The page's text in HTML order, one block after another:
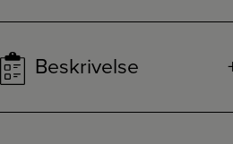
Beskrivelse